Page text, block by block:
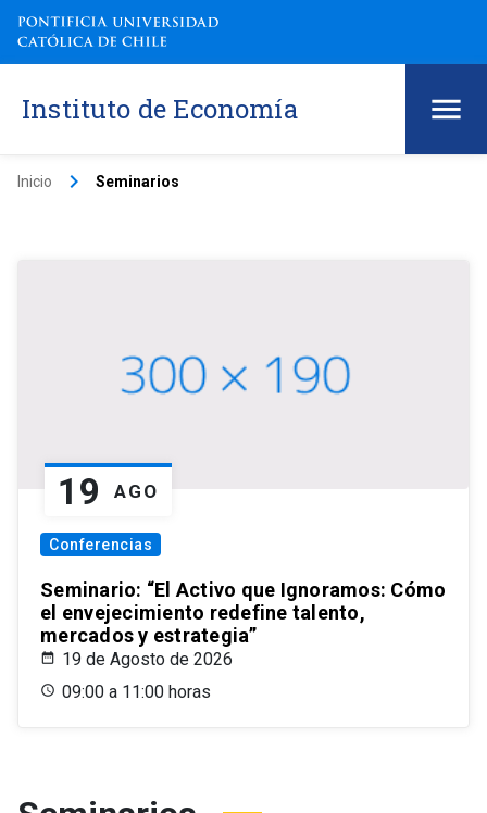
Instituto de Economía
Inicio keyboard_arrow_right Seminarios
19 AGO
Conferencias
Seminario: “El Activo que Ignoramos: Cómo
el envejecimiento redefine talento,
mercados y estrategia”
19 de Agosto de 2026
09:00 a 11:00 horas